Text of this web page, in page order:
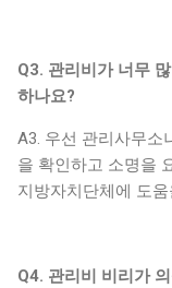
Q3. 관리비가 너무
하나요?
A3. 우선 관리사무소
을 확인하고 소명을
지방자치단체에 도
Q4. 관리비 비리가